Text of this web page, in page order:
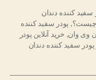
سفید کننده دندان
چیست؟, پودر سفید کننده
وی وان, خرید آنلاین پودر
سفید کننده دندان